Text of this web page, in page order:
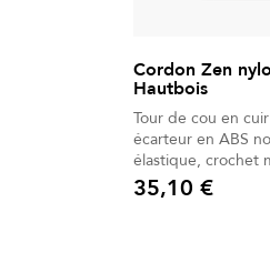
Cordon Zen
Hautbois
Tour de cou en
écarteur en ABS
élastique, crochet
connecteurs en cuir.
Prix
35,10 €